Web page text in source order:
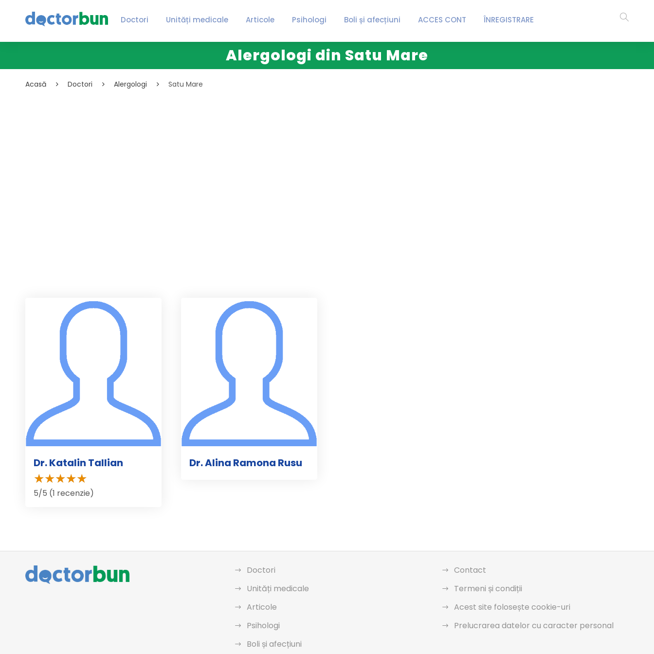
Doctori Unități medicale Articole Psihologi Boli și afecțiuni ACCES CONT ÎNREGISTRARE
Alergologi din Satu Mare
Acasă Doctori Alergologi Satu Mare
Dr. Katalin Tallian
5/5 (1 recenzie)
Dr. Alina Ramona Rusu
Doctori
Unități medicale
Articole
Psihologi
Boli și afecțiuni
Contact
Termeni și condiții
Acest site folosește cookie-uri
Prelucrarea datelor cu caracter personal